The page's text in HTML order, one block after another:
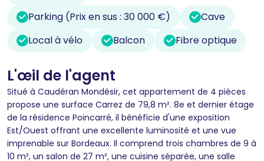
Parking (Prix en sus : 30 000 €)
Cave
Local à vélo
Balcon Fibre optique
L'œil de l'agent
Situé à Caudéran Mondésir, cet appartement de 4 pièces
propose une surface Carrez de 79,8 m². 8e et dernier étage
de la résidence Poincarré, il bénéficie d'une exposition
Est/Ouest offrant une excellente luminosité et une vue
imprenable sur Bordeaux. Il comprend trois chambres de 9 à
10 m², un salon de 27 m², une cuisine séparée, une salle